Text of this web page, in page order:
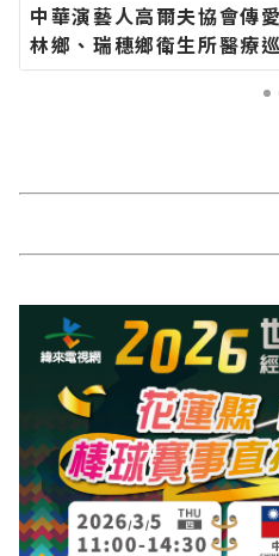
中華演藝人高爾夫協會傳
林鄉、瑞穗鄉衛生所醫療
長代表花蓮鄉親表達感謝
聞網官方網站各類新聞－